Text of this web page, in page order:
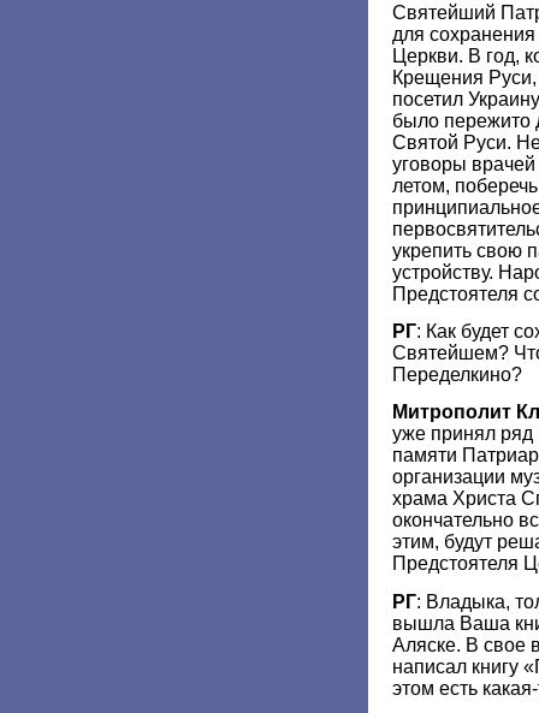
Святейший
для
Церкви. В год,
Крещения
посетил
было пережито
Святой Руси.
уговоры врачей
летом,
укрепить свою
устройству.
Предстоятеля
РГ: Как будет
Святейшем?
Переделкино?
Митрополит
уже принял ряд
памяти
организации
храма Христа
окончательно
этим, будут
Предстоятеля
РГ: Владыка,
вышла Ваша
Аляске. В свое
написал книгу
этом есть